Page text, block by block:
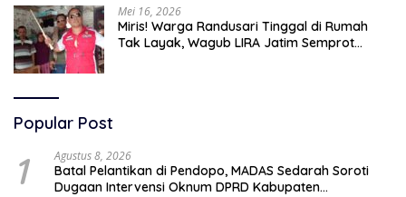
Mei 16, 2026
Miris! Warga Randusari Tinggal di Rumah
Tak Layak, Wagub LIRA Jatim Semprot
Popular Post
1 Agustus 8, 2026
Batal Pelantikan di Pendopo, MADAS Sedarah Soroti
Dugaan Intervensi Oknum DPRD Kabupaten